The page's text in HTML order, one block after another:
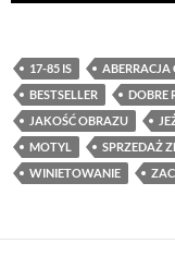
JAKOŚĆ OBRAZU
MOTYL
SPRZEDAŻ
WINIETOWANIE